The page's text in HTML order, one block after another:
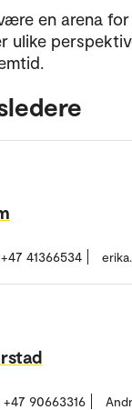
en arena
ulike
+47 41366534
+47 90663316